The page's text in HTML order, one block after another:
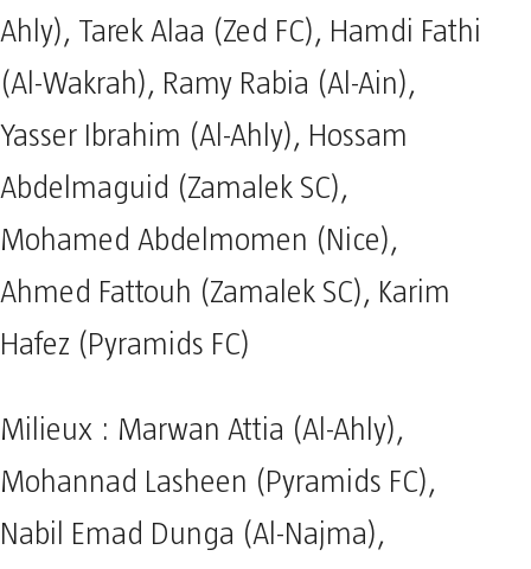
Ahly), Tarek Alaa (Zed FC), Hamdi Fathi
(Al-Wakrah), Ramy Rabia (Al-Ain),
Yasser Ibrahim (Al-Ahly), Hossam
Abdelmaguid (Zamalek SC),
Mohamed Abdelmomen (Nice),
Ahmed Fattouh (Zamalek SC), Karim
Hafez (Pyramids FC)
Milieux : Marwan Attia (Al-Ahly),
Mohannad Lasheen (Pyramids FC),
Nabil Emad Dunga (Al-Najma),